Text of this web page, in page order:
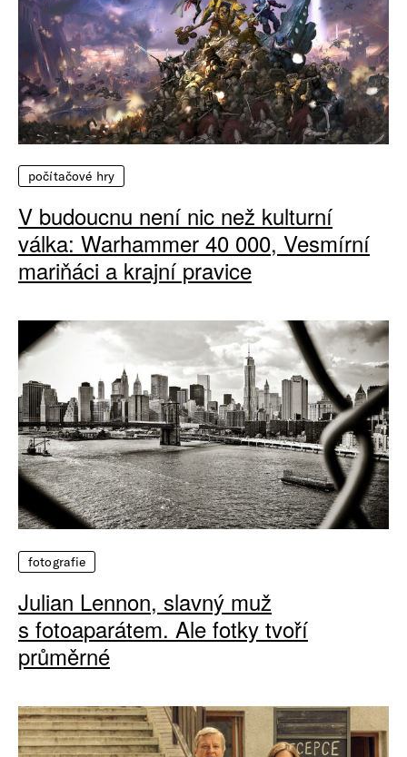
počítačové hry
V budoucnu není nic než kulturní
válka: Warhammer 40 000, Vesmírní
mariňáci a krajní pravice
fotografie
Julian Lennon, slavný muž
s fotoaparátem. Ale fotky tvoří
průměrné